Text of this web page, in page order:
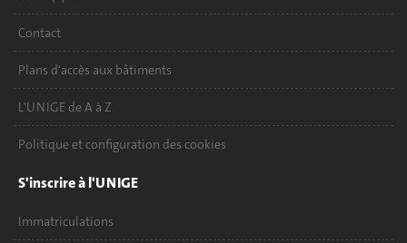
Contact
Plans d'accès aux bâtiments
L'UNIGE de A à Z
Politique et configuration des cookies
S'inscrire à l'UNIGE
Immatriculations